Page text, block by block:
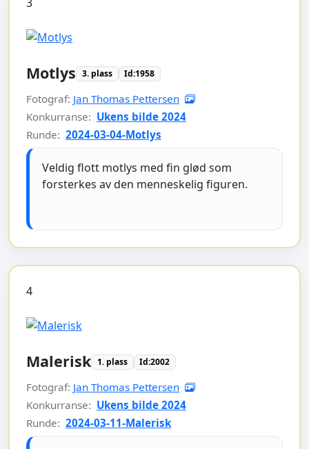
Motlys 3. plass Id:1958
Fotograf: Jan Thomas Pettersen
Konkurranse: Ukens bilde 2024
Runde: 2024-03-04-Motlys
Veldig flott motlys med fin glød som
forsterkes av den menneskelig figuren.
4
Malerisk 1. plass Id:2002
Fotograf: Jan Thomas Pettersen
Konkurranse: Ukens bilde 2024
Runde: 2024-03-11-Malerisk